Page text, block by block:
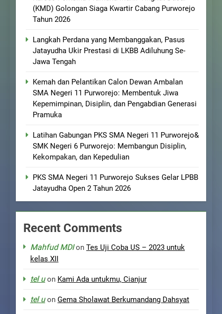
(KMD) Golongan Siaga Kwartir Cabang Purworejo
Tahun 2026
Langkah Perdana yang Membanggakan, Pasus
Jatayudha Ukir Prestasi di LKBB Adiluhung Se-
Jawa Tengah
Kemah dan Pelantikan Calon Dewan Ambalan
SMA Negeri 11 Purworejo: Membentuk Jiwa
Kepemimpinan, Disiplin, dan Pengabdian Generasi
Pramuka
Latihan Gabungan PKS SMA Negeri 11 Purworejo&
SMK Negeri 6 Purworejo: Membangun Disiplin,
Kekompakan, dan Kepedulian
PKS SMA Negeri 11 Purworejo Sukses Gelar LPBB
Jatayudha Open 2 Tahun 2026
Recent Comments
Mahfud MDIon Tes Uji Coba US – 2023 untuk
kelas XII
tel uon Kami Ada untukmu, Cianjur
tel uon Gema Sholawat Berkumandang Dahsyat